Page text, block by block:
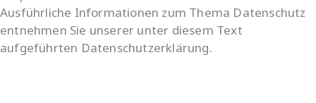
Ausführliche Informationen zum Thema Datenschutz
entnehmen Sie unserer unter diesem Text
aufgeführten Datenschutzerklärung.